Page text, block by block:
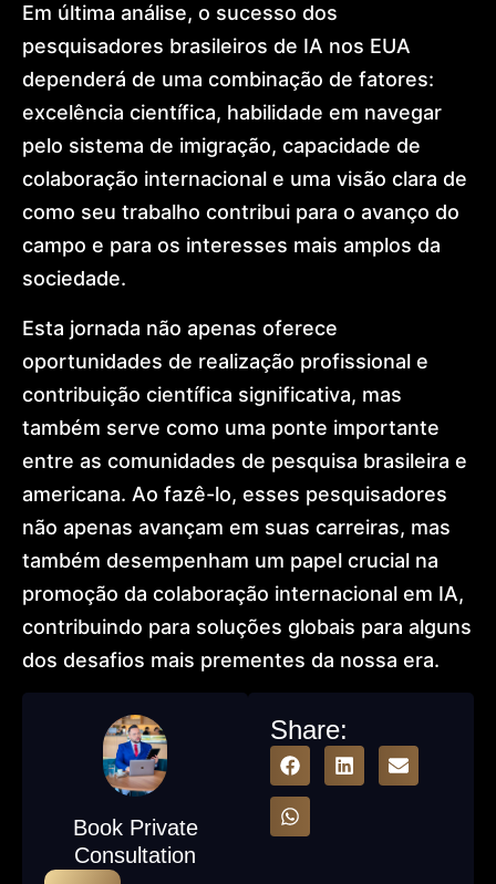
Book Private
Consultation
Share:
Em última análise, o sucesso dos
pesquisadores brasileiros de IA nos EUA
dependerá de uma combinação de fatores:
excelência científica, habilidade em navegar
pelo sistema de imigração, capacidade de
colaboração internacional e uma visão clara de
como seu trabalho contribui para o avanço do
campo e para os interesses mais amplos da
sociedade.
Esta jornada não apenas oferece
oportunidades de realização profissional e
contribuição científica significativa, mas
também serve como uma ponte importante
entre as comunidades de pesquisa brasileira e
americana. Ao fazê-lo, esses pesquisadores
não apenas avançam em suas carreiras, mas
também desempenham um papel crucial na
promoção da colaboração internacional em IA,
contribuindo para soluções globais para alguns
dos desafios mais prementes da nossa era.